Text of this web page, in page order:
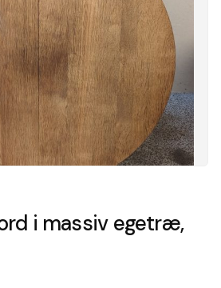
i massiv egetræ,